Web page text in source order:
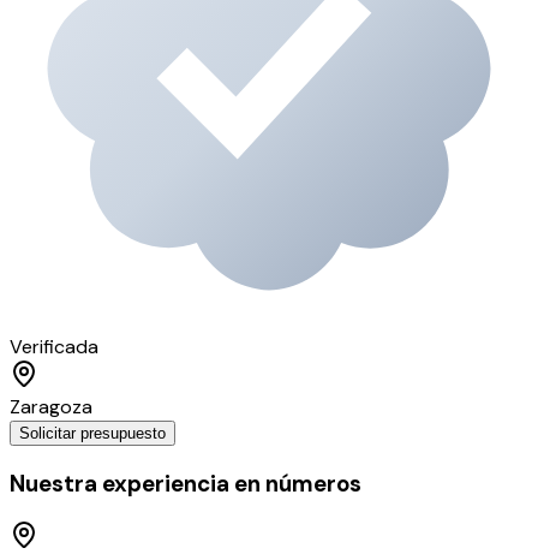
Verificada
Zaragoza
Solicitar presupuesto
Nuestra experiencia en números